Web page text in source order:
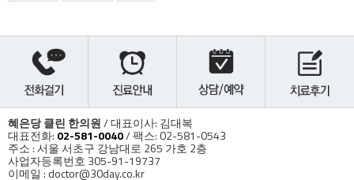
혜은당 클린 한의원/ 대표이사: 김대복
대표전화: 02-581-0040/ 팩스: 02-581-0543
주소 : 서울 서초구 강남대로 265 가호 2층
사업자등록번호 305-91-19737
이메일 : doctor@30day.co.kr